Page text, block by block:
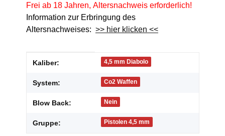
Frei ab 18 Jahren, Altersnachweis erforderlich!
Information zur Erbringung des
Altersnachweises: >> hier klicken <<
Produkteigenschaft
Wert
Kaliber: 4,5 mm Diabolo
System: Co2 Waffen
Blow Back: Nein
Gruppe: Pistolen 4,5 mm